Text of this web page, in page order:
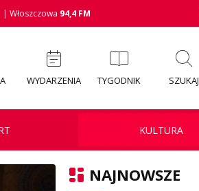
| Włoszczowa 94,4 FM
WYDARZENIA TYGODNIK SZUKAJ
KULTURA
NAJNOWSZE